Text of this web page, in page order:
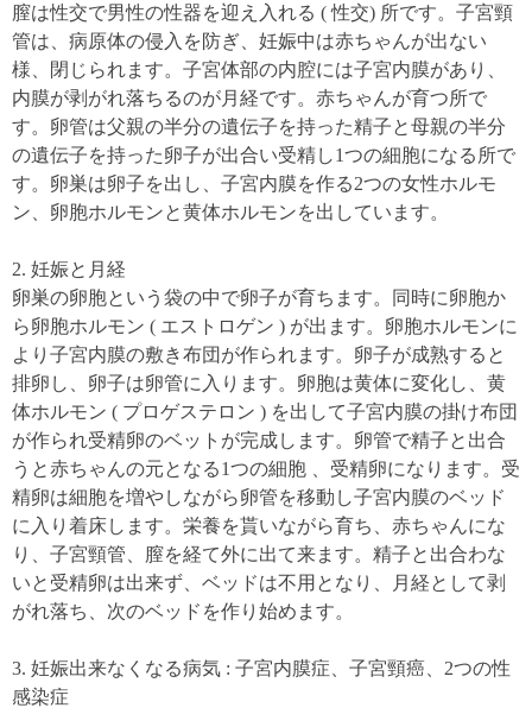
膣は性交で男性の性器を迎え入れる ( 性交) 所です。子宮頸
管は、病原体の侵入を防ぎ、妊娠中は赤ちゃんが出ない
様、閉じられます。子宮体部の内腔には子宮内膜があり、
内膜が剥がれ落ちるのが月経です。赤ちゃんが育つ所で
す。卵管は父親の半分の遺伝子を持った精子と母親の半分
の遺伝子を持った卵子が出合い受精し1つの細胞になる所で
す。卵巣は卵子を出し、子宮内膜を作る2つの女性ホルモ
ン、卵胞ホルモンと黄体ホルモンを出しています。
2. 妊娠と月経
卵巣の卵胞という袋の中で卵子が育ちます。同時に卵胞か
ら卵胞ホルモン ( エストロゲン ) が出ます。卵胞ホルモンに
より子宮内膜の敷き布団が作られます。卵子が成熟すると
排卵し、卵子は卵管に入ります。卵胞は黄体に変化し、黄
体ホルモン ( プロゲステロン ) を出して子宮内膜の掛け布団
が作られ受精卵のベットが完成します。卵管で精子と出合
うと赤ちゃんの元となる1つの細胞 、受精卵になります。受
精卵は細胞を増やしながら卵管を移動し子宮内膜のベッド
に入り着床します。栄養を貰いながら育ち、赤ちゃんにな
り、子宮頸管、膣を経て外に出て来ます。精子と出合わな
いと受精卵は出来ず、ベッドは不用となり、月経として剥
がれ落ち、次のベッドを作り始めます。
3. 妊娠出来なくなる病気 : 子宮内膜症、子宮頸癌、2つの性
感染症